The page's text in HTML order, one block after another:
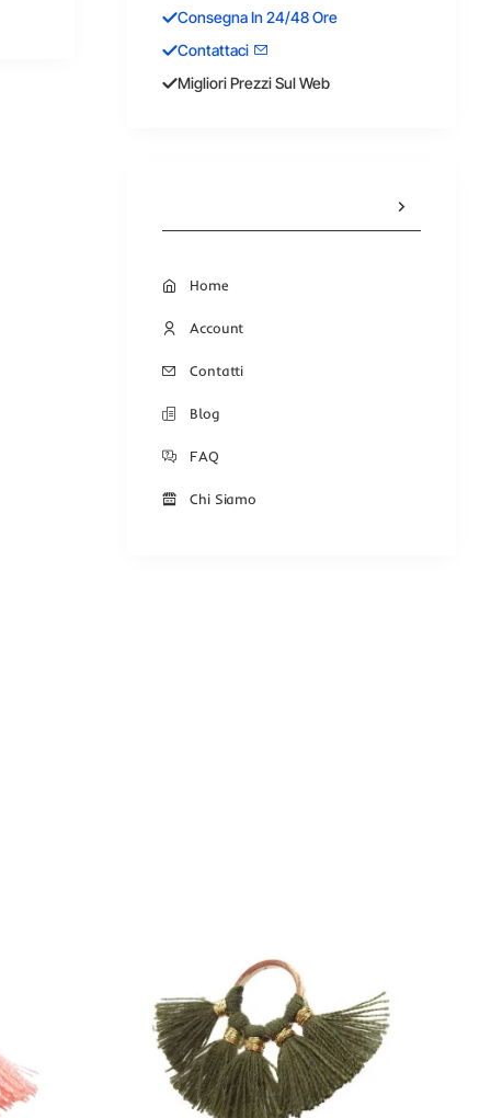
Consegna In 24/48 Ore
Contattaci
Migliori Prezzi Sul Web
Home
Account
Contatti
Blog
FAQ
Chi Siamo